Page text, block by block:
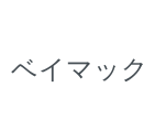
イマック